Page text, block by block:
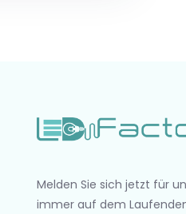
Melden Sie sich jetzt für
immer auf dem